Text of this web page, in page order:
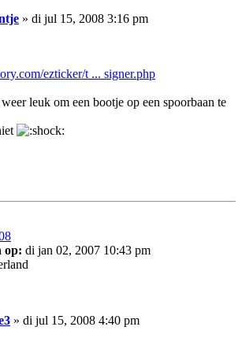
» di jul 15, 2008 3:16 pm
ezticker/t ... signer.php
leuk om een bootje op een spoorbaan te
op: di jan 02, 2007 10:43 pm
» di jul 15, 2008 4:40 pm